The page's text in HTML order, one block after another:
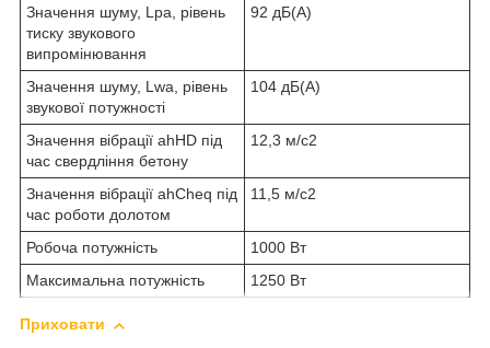
Значення шуму, Lpa, рівень
тиску звукового
випромінювання
92 дБ(А)
Значення шуму, Lwa, рівень
звукової потужності
104 дБ(А)
Значення вібрації ahHD під
час свердління бетону
12,3 м/с2
Значення вібрації ahCheq під
час роботи долотом
11,5 м/с2
Робоча потужність
1000 Вт
Максимальна потужність
1250 Вт
Приховати